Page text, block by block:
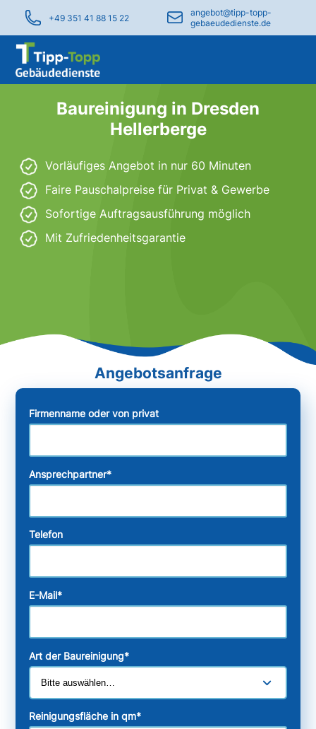
+49 351 41 88 15 22
angebot@tipp-topp-
gebaeudedienste.de
Baureinigung in Dresden
Hellerberge
Vorläufiges Angebot in nur 60 Minuten
Faire Pauschalpreise für Privat & Gewerbe
Sofortige Auftragsausführung möglich
Mit Zufriedenheitsgarantie
Firmenname oder von privat
Ansprechpartner*
Telefon
E-Mail*
Art der Baureinigung*
Reinigungsfläche in qm*